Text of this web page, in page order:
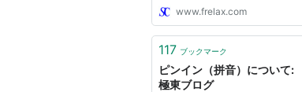
www.frelax.com
117 ブックマーク
ピンイン（拼音）について:
極東ブログ